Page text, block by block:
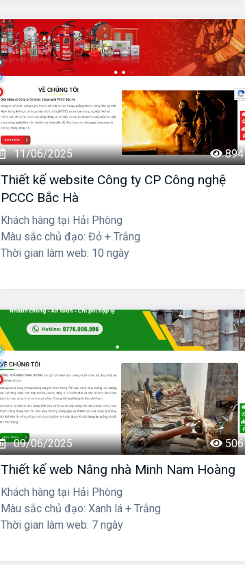
11/06/2025 894
Thiết kế website Công ty CP Công nghệ
PCCC Bắc Hà
Khách hàng tại Hải Phòng
Màu sắc chủ đạo: Đỏ + Trắng
Thời gian làm web: 10 ngày
09/06/2025 506
Thiết kế web Nâng nhà Minh Nam Hoàng
Khách hàng tại Hải Phòng
Màu sắc chủ đạo: Xanh lá + Trắng
Thời gian làm web: 7 ngày